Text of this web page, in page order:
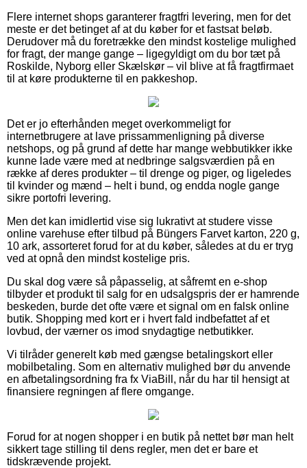
Flere internet shops garanterer fragtfri levering, men for det
meste er det betinget af at du køber for et fastsat beløb.
Derudover må du foretrække den mindst kostelige mulighed
for fragt, der mange gange – ligegyldigt om du bor tæt på
Roskilde, Nyborg eller Skælskør – vil blive at få fragtfirmaet
til at køre produkterne til en pakkeshop.
Det er jo efterhånden meget overkommeligt for
internetbrugere at lave prissammenligning på diverse
netshops, og på grund af dette har mange webbutikker ikke
kunne lade være med at nedbringe salgsværdien på en
række af deres produkter – til drenge og piger, og ligeledes
til kvinder og mænd – helt i bund, og endda nogle gange
sikre portofri levering.
Men det kan imidlertid vise sig lukrativt at studere visse
online varehuse efter tilbud på Büngers Farvet karton, 220 g,
10 ark, assorteret forud for at du køber, således at du er tryg
ved at opnå den mindst kostelige pris.
Du skal dog være så påpasselig, at såfremt en e-shop
tilbyder et produkt til salg for en udsalgspris der er hamrende
beskeden, burde det ofte være et signal om en falsk online
butik. Shopping med kort er i hvert fald indbefattet af et
lovbud, der værner os imod snydagtige netbutikker.
Vi tilråder generelt køb med gængse betalingskort eller
mobilbetaling. Som en alternativ mulighed bør du anvende
en afbetalingsordning fra fx ViaBill, når du har til hensigt at
finansiere regningen af flere omgange.
Forud for at nogen shopper i en butik på nettet bør man helt
sikkert tage stilling til dens regler, men det er bare et
tidskrævende projekt.